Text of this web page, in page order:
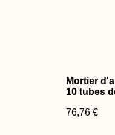
Mortier
10 tubes
76,76 €